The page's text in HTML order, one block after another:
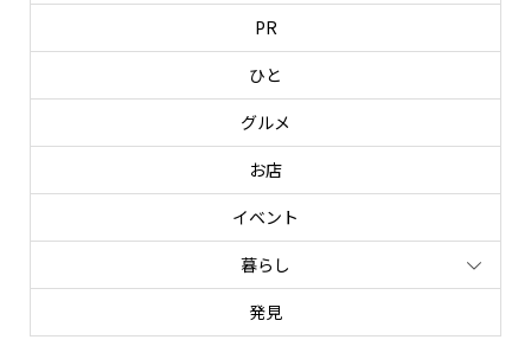
PR
ひと
グルメ
お店
イベント
暮らし
発見